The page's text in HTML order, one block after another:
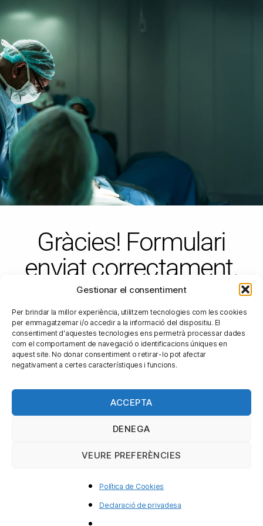
Gestionar el consentiment
Per brindar la millor experiència, utilitzem tecnologies com les cookies
per emmagatzemar i/o accedir a la informació del dispositiu. El
consentiment d'aquestes tecnologies ens permetrà processar dades
com el comportament de navegació o identificacions úniques en
aquest site. No donar consentiment o retirar-lo pot afectar
negativament a certes característiques i funcions.
ACCEPTA
DENEGA
VEURE PREFERÈNCIES
Política de Cookies
Declaració de privadesa
Gràcies! Formulari
enviat correctament.
En breus instants
ens posarem en
contacte amb tu.
Kaliet Correduría de Seguros SL – Via Laietana, 39 2n pis – Telèfon: 934